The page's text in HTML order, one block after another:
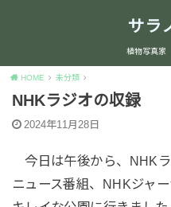
サラ
植物写真家
HOME 未分類
NHKラジオの収録
2024年11月28日
今日は午後から、NHK
ニュース番組、NHKジャ